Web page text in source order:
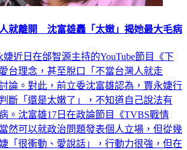
就離開 沈富雄轟「太嫩」揭她最大毛病
婕近日在邰智源主持的YouTube節目《下
台理念，甚至脫口「不當台灣人就走
論。對此，前立委沈富雄認為，賈永婕行
斷「還是太嫩了」，不知道自己說法有
。沈富雄17日在政論節目《TVBS戰情
然可以就政治問題發表個人立場，但從幾
「很衝動、愛說話」，行動力很強，但在